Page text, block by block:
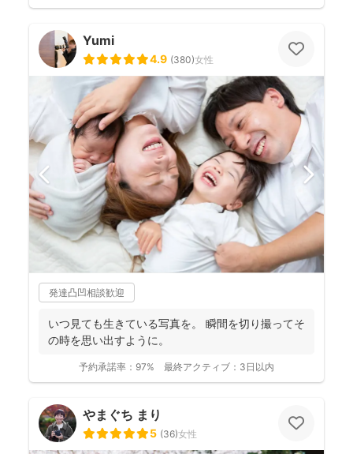
Yumi
4.9 (380)女性
発達凸凹相談歓迎
いつ見ても生きている写真を。 瞬間を切り撮ってそ
の時を思い出すように。
予約承諾率： 97% 最終アクティブ： 3日以内
やまぐち まり
5 (36)女性